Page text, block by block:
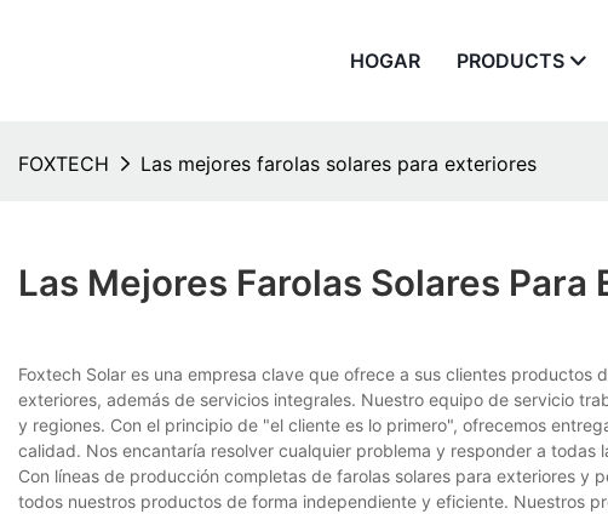
HOGAR PRODUCTS
FOXTECH Las mejores farolas solares para exteriores
Las Mejores Farolas Solares Para
Foxtech Solar es una empresa clave que ofrece a sus clientes
exteriores, además de servicios integrales. Nuestro equipo de servicio
y regiones. Con el principio de "el cliente es lo primero", ofrecemos
calidad. Nos encantaría resolver cualquier problema y responder a
Con líneas de producción completas de farolas solares para exteriores
todos nuestros productos de forma independiente y eficiente. Nuestros